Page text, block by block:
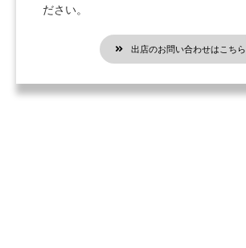
ださい。
出店のお問い合わせはこちら